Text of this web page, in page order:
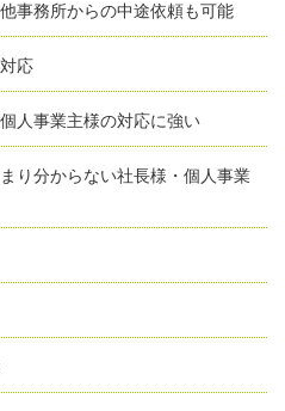
事務所からの中途依頼も可能
応
人事業主様の対応に強い
り分からない社長様・個人事業